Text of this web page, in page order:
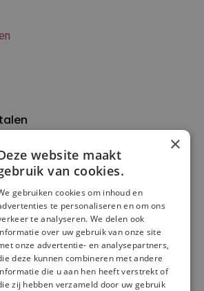
×
website maakt
van cookies.
gebruiken cookies om inhoud en
te personaliseren en om ons
te analyseren. We delen ook
over uw gebruik van onze site
onze advertentie- en analysepartners,
deze kunnen combineren met andere
die u aan hen heeft verstrekt of
zij hebben verzameld door uw gebruik